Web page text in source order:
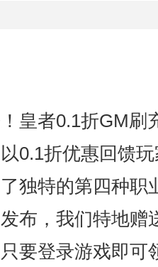
皇者0.1折GM刷
0.1折优惠回馈
了独特的第四种
布，我们特地赠
要登录游戏即可